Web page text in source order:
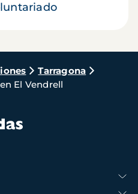
Tarragona
El Vendrell